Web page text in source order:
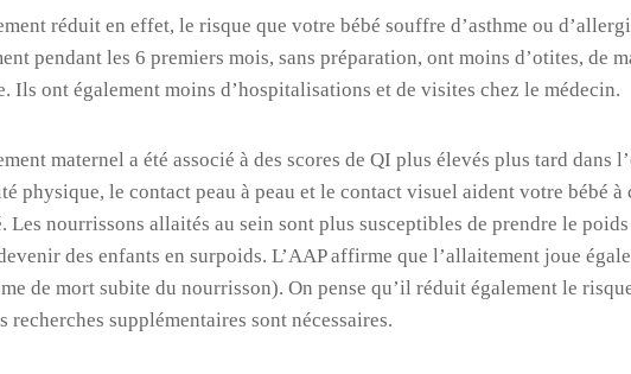
réduit en effet, le risque que votre bébé souffre d’asthme ou
pendant les 6 premiers mois, sans préparation, ont moins d’otites, de
Ils ont également moins d’hospitalisations et de visites chez le médecin.
maternel a été associé à des scores de QI plus élevés plus tard dans
physique, le contact peau à peau et le contact visuel aident votre bébé à
Les nourrissons allaités au sein sont plus susceptibles de prendre le
des enfants en surpoids. L’AAP affirme que l’allaitement joue
de mort subite du nourrisson). On pense qu’il réduit également le
recherches supplémentaires sont nécessaires.